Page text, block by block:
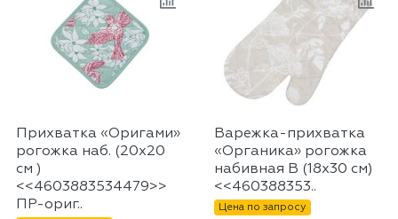
Прихватка «Оригами»
рогожка наб. (20х20
см )
<<4603883534479>>
ПР-ориг..
Варежка-прихватка
«Органика» рогожка
набивная В (18х30 см)
<<460388353..
Цена по запросу